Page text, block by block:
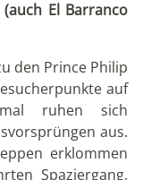
El Barranco
den Prince Philip
auf
ruhen sich
aus.
erklommen
Spaziergang,